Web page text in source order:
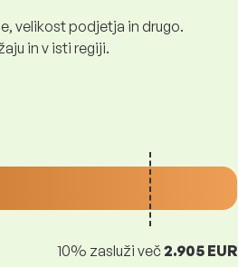
velikost podjetja in drugo.
in v isti regiji.
10% zasluži več2.905 EUR